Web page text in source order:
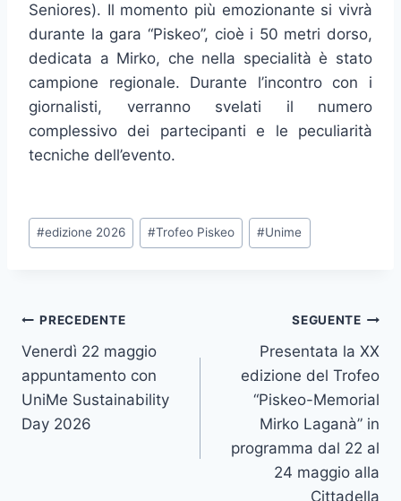
Seniores). Il momento più emozionante si vivrà
durante la gara “Piskeo”, cioè i 50 metri dorso,
dedicata a Mirko, che nella specialità è stato
campione regionale. Durante l’incontro con i
giornalisti, verranno svelati il numero
complessivo dei partecipanti e le peculiarità
tecniche dell’evento.
Tag
articolo:
#edizione 2026 #Trofeo Piskeo #Unime
Navigazione
articoli
PRECEDENTE
Venerdì 22 maggio
appuntamento con
UniMe Sustainability
Day 2026
SEGUENTE
Presentata la XX
edizione del Trofeo
“Piskeo-Memorial
Mirko Laganà” in
programma dal 22 al
24 maggio alla
Cittadella